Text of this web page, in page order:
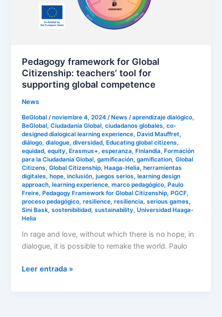
Pedagogy framework for Global
Citizenship: teachers’ tool for
supporting global competence
News
BeGlobal /noviembre 4, 2024 /News /aprendizaje dialógico,
BeGlobal,Ciudadanía Global,ciudadanos globales,co-
designed dialogical learning experience,David Mauffret,
diálogo,dialogue,diversidad,Educating global citizens,
equidad,equity,Erasmus+,esperanza,Finlandia,Formación
para la Ciudadanía Global,gamificación,gamification,Global
Citizens,Global Citizenship,Haaga-Helia,herramientas
digitales,hope,inclusión,juegos serios,learning design
approach,learning experience,marco pedagógico,Paulo
Freire,Pedagogy Framework for Global Citizenship,PGCF,
proceso pedagógico,resilience,resiliencia,serious games,
Sini Bask,sostenibilidad,sustainability,Universidad Haaga-
Helia
In rage and love, without which there is no hope, in
dialogue, it is possible to remake the world. Paulo
teachers’
competence
Leer entrada »